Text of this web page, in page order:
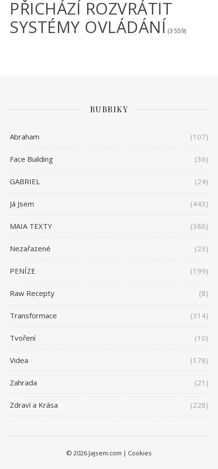
PŘICHÁZÍ ROZVRÁTIT
SYSTÉMY OVLÁDÁNÍ (3 559)
RUBRIKY
Abraham (107)
Face Building (36)
GABRIEL (24)
Já Jsem (443)
MAIA TEXTY (386)
Nezařazené (23)
PENÍZE (199)
Raw Recepty (8)
Transformace (314)
Tvoření (10)
Videa (178)
Zahrada (21)
Zdraví a Krása (228)
© 2026 Jajsem.com | Cookies